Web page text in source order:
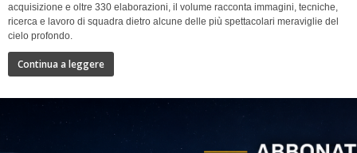
acquisizione e oltre 330 elaborazioni, il volume racconta immagini, tecniche,
ricerca e lavoro di squadra dietro alcune delle più spettacolari meraviglie del
cielo profondo.
Continua a leggere